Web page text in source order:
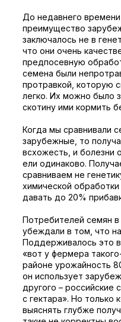
До недавнего
преимущество
заключалось не в
что они очень
предпосевную
семена были
протравкой, которую
легко. Их можно было
скотину ими кормить
Когда мы сравнивали
зарубежные, то
всхожесть, и болезни
ели одинаково.
сравниваем не
химической
давать до 20%
Потребителей семян в
убеждали в том, что
Поддерживалось это
«вот у фермера
районе урожайность
он использует
другого – российские
с гектара». Но только
выяснять глубже